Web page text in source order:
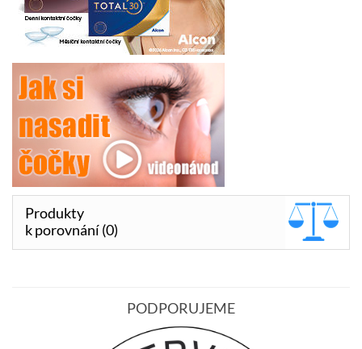
Produkty
k porovnání (0)
PODPORUJEME